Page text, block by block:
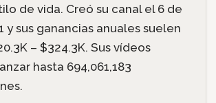
de vida. Creó su canal el 6 de
y sus ganancias anuales suelen
– $324.3K. Sus vídeos
hasta 694,061,183